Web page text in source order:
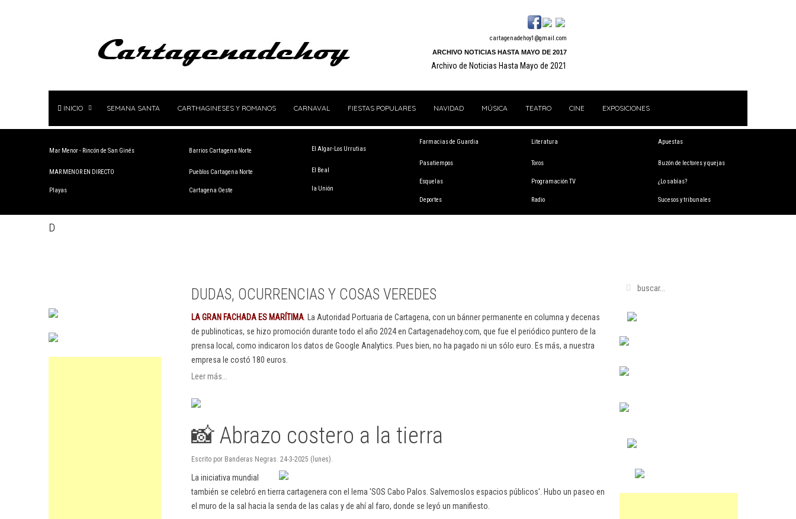
cartagenadehoy1@gmail.com
ARCHIVO NOTICIAS HASTA MAYO DE 2017
Archivo de Noticias Hasta Mayo de 2021
INICIO SEMANA SANTA CARTHAGINESES Y ROMANOS CARNAVAL FIESTAS POPULARES NAVIDAD MÚSICA TEATRO CINE EXPOSICIONES
Mar Menor - Rincón de San Ginés
MAR MENOR EN DIRECTO
Playas
Barrios Cartagena Norte
Pueblos Cartagena Norte
Cartagena Oeste
El Algar-Los Urrutias
El Beal
la Unión
Farmacias de Guardia
Pasatiempos
Esquelas
Deportes
Literatura
Toros
Programación TV
Radio
Apuestas
Buzón de lectores y quejas
¿Lo sabías?
Sucesos y tribunales
D
DUDAS, OCURRENCIAS Y COSAS VEREDES
LA GRAN FACHADA ES MARÍTIMA . La Autoridad Portuaria de Cartagena, con un bánner permanente en columna y decenas
de publinoticas, se hizo promoción durante todo el año 2024 en Cartagenadehoy.com, que fue el periódico puntero de la
prensa local, como indicaron los datos de Google Analytics. Pues bien, no ha pagado ni un sólo euro. Es más, a nuestra
empresa le costó 180 euros.
Leer más...
📸 Abrazo costero a la tierra
Escrito por Banderas Negras. 24-3-2025 (lunes).
La iniciativa mundial
también se celebró en tierra cartagenera con el lema 'SOS Cabo Palos. Salvemoslos espacios públicos'. Hubo un paseo en
el muro de la sal hacia la senda de las calas y de ahí al faro, donde se leyó un manifiesto.